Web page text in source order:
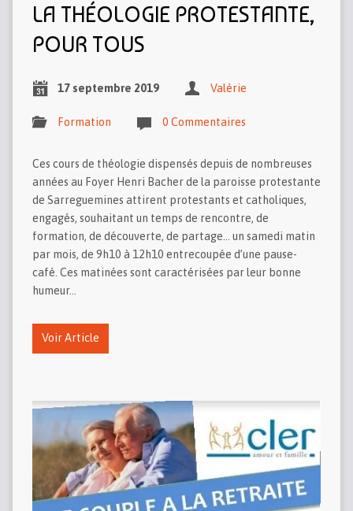
LA THÉOLOGIE PROTESTANTE,
POUR TOUS
17 septembre 2019 Valérie
Formation 0 Commentaires
Ces cours de théologie dispensés depuis de nombreuses
années au Foyer Henri Bacher de la paroisse protestante
de Sarreguemines attirent protestants et catholiques,
engagés, souhaitant un temps de rencontre, de
formation, de découverte, de partage… un samedi matin
par mois, de 9h10 à 12h10 entrecoupée d’une pause-
café. Ces matinées sont caractérisées par leur bonne
humeur…
Voir Article